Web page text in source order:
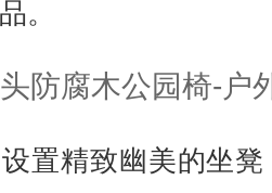
。
置精致幽美的坐